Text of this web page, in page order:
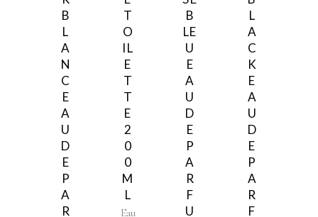
B
L
A
N
C
E
A
U
D
E
P
A
R
T
O
IL
E
T
T
E
2
0
0
M
L
Eau
B
LE
U
E
A
U
D
E
P
A
R
F
U
L
A
C
K
E
A
U
D
E
P
A
R
F